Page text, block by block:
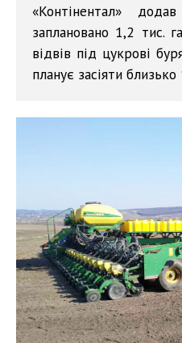
«Контінентал»
заплановано 1,2 тис.
відвів під цукрові
планує засіяти близько